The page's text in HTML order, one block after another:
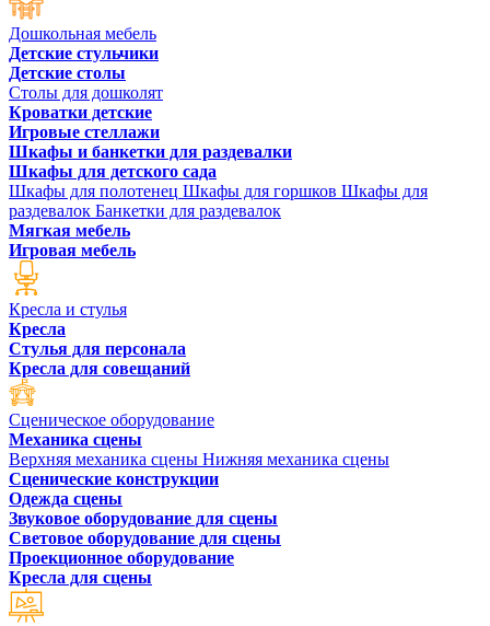
Дошкольная мебель
Детские стульчики
Детские столы
Столы для дошколят
Кроватки детские
Игровые стеллажи
Шкафы и банкетки для раздевалки
Шкафы для детского сада
Шкафы для полотенец Шкафы для горшков Шкафы для
раздевалок Банкетки для раздевалок
Мягкая мебель
Игровая мебель
Кресла и стулья
Кресла
Стулья для персонала
Кресла для совещаний
Сценическое оборудование
Механика сцены
Верхняя механика сцены Нижняя механика сцены
Сценические конструкции
Одежда сцены
Звуковое оборудование для сцены
Световое оборудование для сцены
Проекционное оборудование
Кресла для сцены